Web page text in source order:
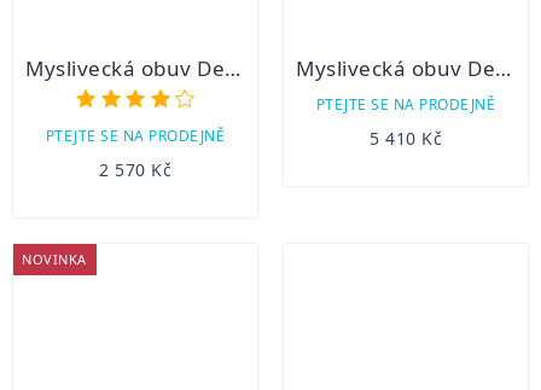
Myslivecká obuv Demar HUNTER PRO
Průměrné
hodnocení
produktu
PTEJTE SE NA PRODEJNĚ
2 570 Kč
Myslivecká obuv Demar TIROL DELUXE
PTEJTE SE NA PRODEJNĚ
5 410 Kč
NOVINKA